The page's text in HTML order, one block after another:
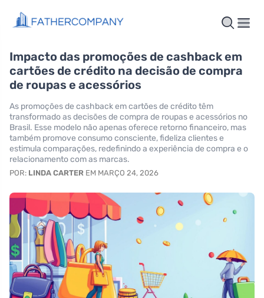
Impacto das promoções de cashback em
cartões de crédito na decisão de compra
de roupas e acessórios
As promoções de cashback em cartões de crédito têm
transformado as decisões de compra de roupas e acessórios no
Brasil. Esse modelo não apenas oferece retorno financeiro, mas
também promove consumo consciente, fideliza clientes e
estimula comparações, redefinindo a experiência de compra e o
relacionamento com as marcas.
POR: LINDA CARTER EM MARÇO 24, 2026